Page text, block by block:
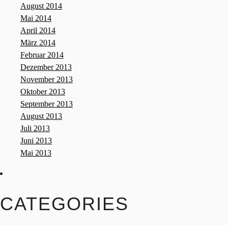
August 2014
Mai 2014
April 2014
März 2014
Februar 2014
Dezember 2013
November 2013
Oktober 2013
September 2013
August 2013
Juli 2013
Juni 2013
Mai 2013
CATEGORIES